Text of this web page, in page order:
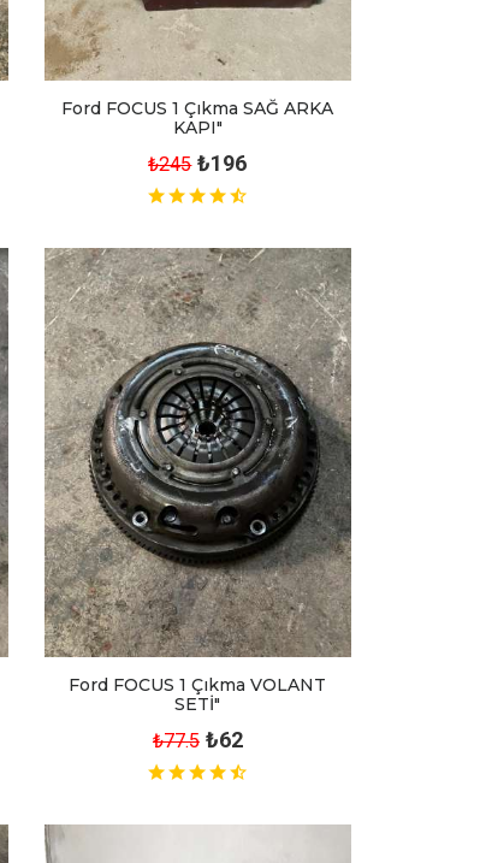
Ford FOCUS 1 Çıkma SAĞ ARKA
KAPI"
₺245 ₺196
Ford FOCUS 1 Çıkma VOLANT
SETİ"
₺77.5 ₺62